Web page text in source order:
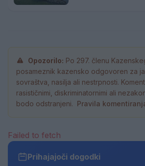
Opozorilo: Po 297. členu
posameznik kazensko odgovoren za
sovraštva, nasilja ali nestrpnosti.
rasističnimi, diskriminatornimi ali
bodo odstranjeni. Pravila
Failed to fetch
Prihajajoči dogodki